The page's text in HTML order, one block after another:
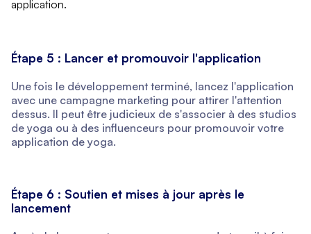
application.
Étape 5 : Lancer et promouvoir l'application
Une fois le développement terminé, lancez l'application
avec une campagne marketing pour attirer l'attention
dessus. Il peut être judicieux de s'associer à des studios
de yoga ou à des influenceurs pour promouvoir votre
application de yoga.
Étape 6 : Soutien et mises à jour après le
lancement